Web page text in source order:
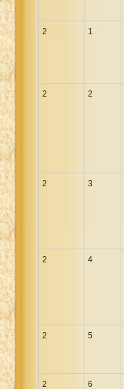
2 1
2 2
2 3
2 4
2 5
2 6